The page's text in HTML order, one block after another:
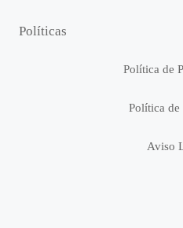
Políticas
Política de
Política de
Aviso